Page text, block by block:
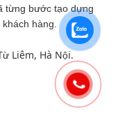
từng bước tạo dựng
hàng.
Liêm, Hà Nội.